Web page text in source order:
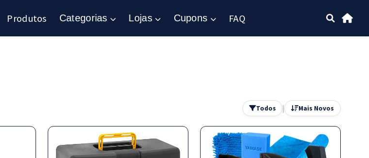
Produtos Categorias Lojas Cupons FAQ
Todos | Mais Novos